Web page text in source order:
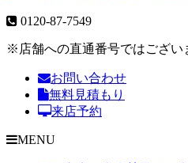
0120-87-7549
※店舗への直通番号ではござい
お問い合わせ
無料見積もり
来店予約
MENU